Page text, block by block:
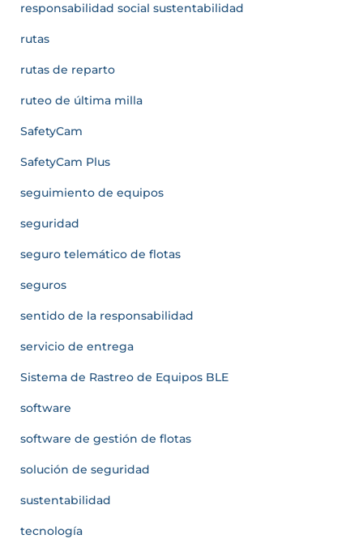
responsabilidad social sustentabilidad
rutas
rutas de reparto
ruteo de última milla
SafetyCam
SafetyCam Plus
seguimiento de equipos
seguridad
seguro telemático de flotas
seguros
sentido de la responsabilidad
servicio de entrega
Sistema de Rastreo de Equipos BLE
software
software de gestión de flotas
solución de seguridad
sustentabilidad
tecnología